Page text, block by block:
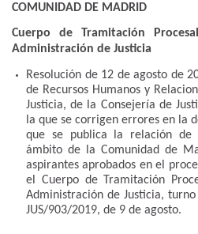
COMUNIDAD DE MADRID
Cuerpo de Tramitación
Administración de Justicia
Resolución de 12 de agosto de
de Recursos Humanos y
Justicia, de la Consejería de
la que se corrigen errores en la
que se publica la relación de
ámbito de la Comunidad de
aspirantes aprobados en el
el Cuerpo de Tramitación
Administración de Justicia,
JUS/903/2019, de 9 de agosto.